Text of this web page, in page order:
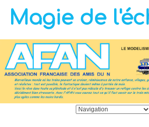
Magie de